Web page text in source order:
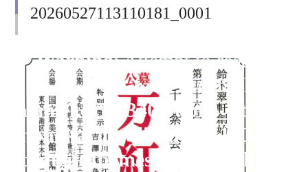
on line126
Warning: Attempt to read
"cat_name" on null in
/home/kir596340/public_html/
shohokai_public_html_1702/
content/themes/shohoten/
20260527113110181_0001
関連書道展
デジタルアーカイブ
オンラインショップ
お問い合わせ